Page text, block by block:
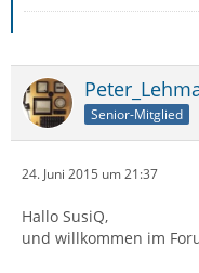
Senior-Mitglied
24. Juni 2015 um 21:37
Hallo SusiQ,
und willkommen im